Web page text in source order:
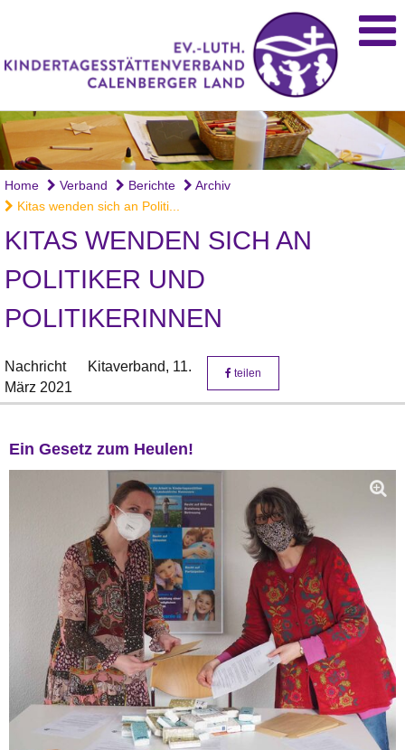
Home Verband Berichte
Archiv
Kitas wenden sich an Politi...
KITAS WENDEN SICH AN
POLITIKER UND
POLITIKERINNEN
Nachricht Kitaverband, 11.
März 2021
teilen
Ein Gesetz zum Heulen!